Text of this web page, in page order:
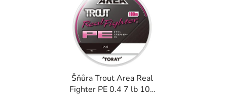
Šňůra Trout Area Real
Fighter PE 0.4 7 lb 100